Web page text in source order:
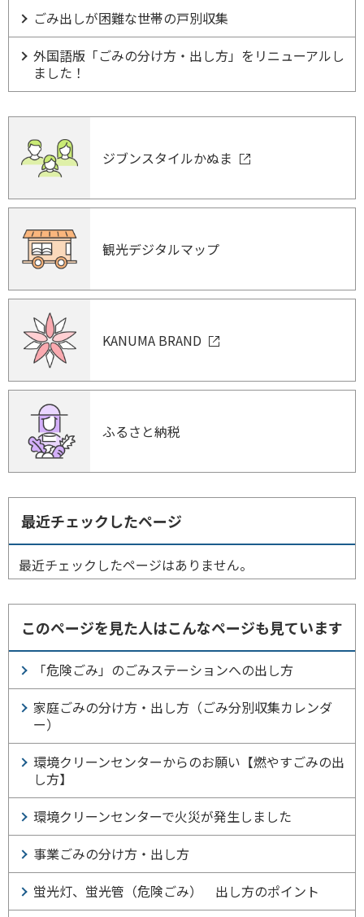
ごみ出しが困難な世帯の戸別収集
外国語版「ごみの分け方・出し方」をリニューアルし
ました！
ジブンスタイルかぬま
観光デジタルマップ
KANUMA BRAND
ふるさと納税
最近チェックしたページ
最近チェックしたページはありません。
このページを見た人はこんなページも見ています
「危険ごみ」のごみステーションへの出し方
家庭ごみの分け方・出し方（ごみ分別収集カレンダ
ー）
環境クリーンセンターからのお願い【燃やすごみの出
し方】
環境クリーンセンターで火災が発生しました
事業ごみの分け方・出し方
蛍光灯、蛍光管（危険ごみ） 出し方のポイント